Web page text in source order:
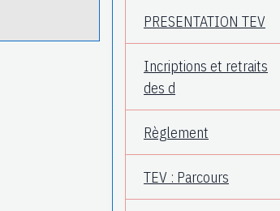
PRESENTATION TEV
Incriptions et retraits
des d
Règlement
TEV : Parcours